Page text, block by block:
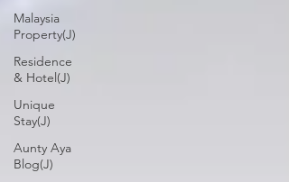
Malaysia
Property(J)
Residence
& Hotel(J)
Unique
Stay(J)
Aunty Aya
Blog(J)